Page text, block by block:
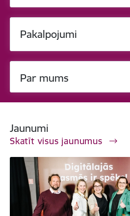
Pakalpojumi
Par mums
Jaunumi
Skatīt visus jaunumus